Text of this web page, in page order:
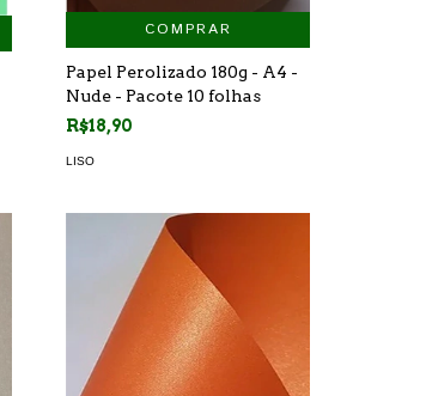
COMPRAR
Papel Perolizado 180g - A4 -
Nude - Pacote 10 folhas
R$18,90
LISO